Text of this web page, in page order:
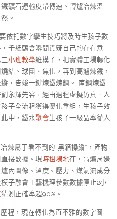
礦石運輸皮帶轉速、轉爐冶煉溫
。
依托數字孿生技巧將及時生孩子數
千紙鶴會瞬間質疑自己的存在意
小班教學維模子，把實體工場轉化
結、球團、焦化，再到高爐煉鐵，
，告竣一鍵煉鐵煉鋼。”南鋼煉鐵
永輝先容，經由過程虛擬仿真、人
子全流程獲得優化重組，生孩子效
中，鐵水聚會生孩子一級品率從人
煉屬于看不到的“黑箱操縱”，產物
接數據。現時租場地在，高爐周邊
內圖像、溫度、壓力、煤氣流成分
子融會工藝機理參數數據停止2小
猜測正確率超90%。
程，現在轉化為直不雅的數字圖